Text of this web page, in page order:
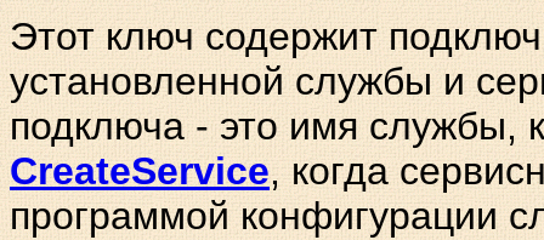
Этот ключ содержит
установленной службы и
подключа - это имя службы,
CreateService, когда
программой конфигурации